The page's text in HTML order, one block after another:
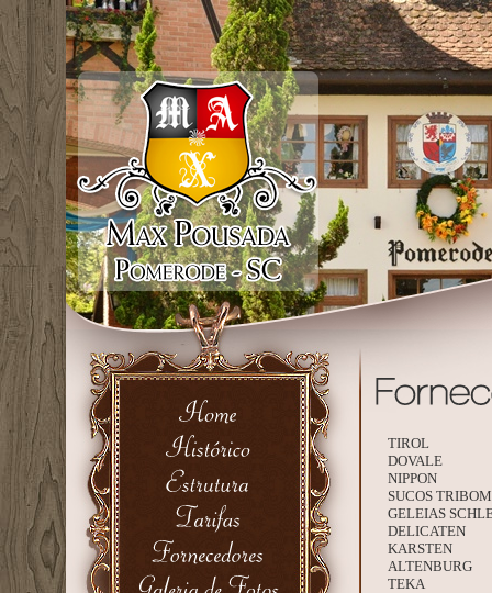
TIROL
DOVALE
NIPPON
SUCOS TRIBOM
GELEIAS
DELICATEN
KARSTEN
ALTENBURG
TEKA